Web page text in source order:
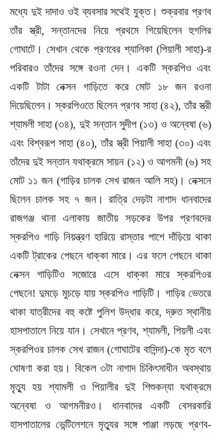
মধ্যে দুই দাদাও ওই ব্যবসার সথেই যুক্ত। শুক্রবার প্রণব
তাঁর স্ত্রী, সন্তানদের নিয়ে প্রথমে গিয়েছিলেন হুগলির
গোঘাটে। সেখান থেকে প্রণবের শ্যালিকা (পিয়ালী সাহা)-র
পরিবারও তাঁদের সঙ্গে রওনা দেন। একটি স্করপিও এবং
একটি টাটা নেক্সন গাড়িতে করে মোট ১৮ জন রওনা
দিয়েছিলেন। স্করপিওতে ছিলেন প্রণব সাহা (৪২), তাঁর স্ত্রী
শ্যামলী সাহা (৩৪), দুই সন্তান সুদীপ (১৩) ও অন্বেষা (৬)
এবং বিশ্বরূপ সাহা (৪০), তাঁর স্ত্রী পিয়ালী সাহা (৩০) এবং
তাঁদের দুই সন্তান যথাক্রমে সায়ন (১২) ও আগমনী (৬) সহ
মোট ১১ জন (গাড়ির চালক সেখ রাজন আলি সহ)। নেক্সনে
ছিলেন চালক সহ ৭ জন। রাত্রি দেড়টা নাগাদ ধানবাদের
রাজগঞ্জ থানা এলাকায় জাতীয় সড়কের উপর প্রণবদের
স্করপিও গাড়ি নিয়ন্ত্রণ হারিয়ে রাস্তার পাশে দাঁড়িয়ে থাকা
একটি ট্রাকের পেছনে ধাক্কা মারে। এর ফলে পেছনে থাকা
নেক্সন গাড়িটিও সজোরে এসে ধাক্কা মারে স্করপিওর
পেছনে! দুমড়ে মুচড়ে যায় স্করপিও গাড়িটি। গাড়ির ভেতরে
থাকা যাত্রীদের বহু কষ্টে পুলিশ উদ্ধার করে, দ্রুত স্থানীয়
হাসপাতালে নিয়ে যান। সেখানে প্রণব, শ্যামলী, পিয়লী এবং
স্করপিওর চালক সেখ রাজন (গোঘাটের বাসিন্দা)-কে মৃত বলে
ঘোষণা করা হয়। বিকেল ৩টা নাগাদ চিকিৎসাধীন অবস্থায়
মৃত্যু হয় শ্যামলী ও পিয়ালীর দুই শিশুকন্যা যথাক্রমে
অন্বেষা ও আগমনীরও। ধানবাদের একটি বেসরকারি
হাসপাতালের ভেন্টিলেশনে মৃত্যুর সঙ্গে পাঞ্জা লড়ছে প্রণব-